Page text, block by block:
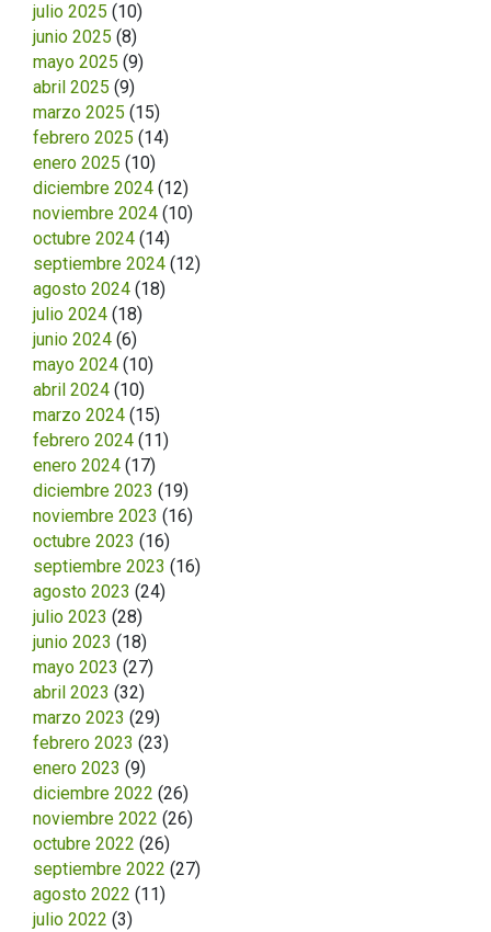
julio 2025 (10)
junio 2025 (8)
mayo 2025 (9)
abril 2025 (9)
marzo 2025 (15)
febrero 2025 (14)
enero 2025 (10)
diciembre 2024 (12)
noviembre 2024 (10)
octubre 2024 (14)
septiembre 2024 (12)
agosto 2024 (18)
julio 2024 (18)
junio 2024 (6)
mayo 2024 (10)
abril 2024 (10)
marzo 2024 (15)
febrero 2024 (11)
enero 2024 (17)
diciembre 2023 (19)
noviembre 2023 (16)
octubre 2023 (16)
septiembre 2023 (16)
agosto 2023 (24)
julio 2023 (28)
junio 2023 (18)
mayo 2023 (27)
abril 2023 (32)
marzo 2023 (29)
febrero 2023 (23)
enero 2023 (9)
diciembre 2022 (26)
noviembre 2022 (26)
octubre 2022 (26)
septiembre 2022 (27)
agosto 2022 (11)
julio 2022 (3)